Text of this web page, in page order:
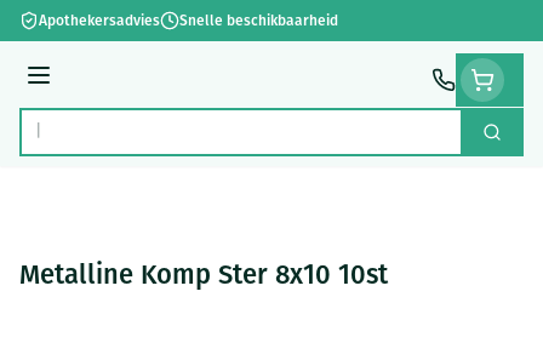
Ga naar de inhoud
Apothekersadvies Snelle beschikbaarheid
Menu
Product, merk, categorie... Zoek
Metalline Komp Ster 8x10 10st